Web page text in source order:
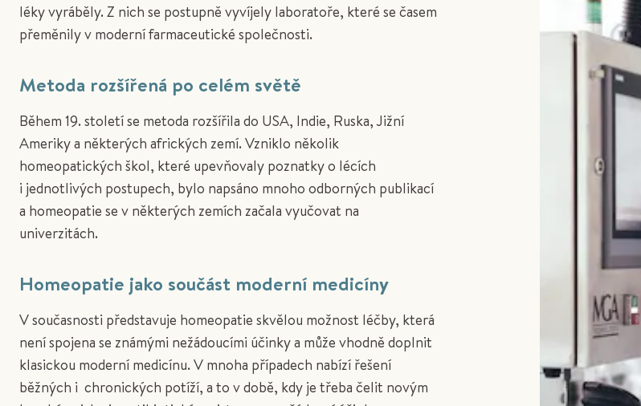
léky vyráběly. Z nich se postupně vyvíjely laboratoře, které se časem
přeměnily v moderní farmaceutické společnosti.
Metoda rozšířená po celém světě
Během 19. století se metoda rozšířila do USA, Indie, Ruska, Jižní
Ameriky a některých afrických zemí. Vzniklo několik
homeopatických škol, které upevňovaly poznatky o lécích
i jednotlivých postupech, bylo napsáno mnoho odborných publikací
a homeopatie se v některých zemích začala vyučovat na
univerzitách.
Homeopatie jako součást moderní medicíny
V současnosti představuje homeopatie skvělou možnost léčby, která
není spojena se známými nežádoucími účinky a může vhodně doplnit
klasickou moderní medicínu. V mnoha případech nabízí řešení
běžných i chronických potíží, a to v době, kdy je třeba čelit novým